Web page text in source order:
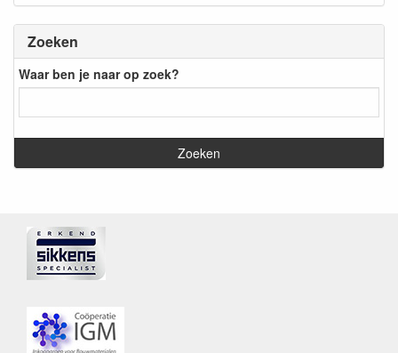
Zoeken
Waar ben je naar op zoek?